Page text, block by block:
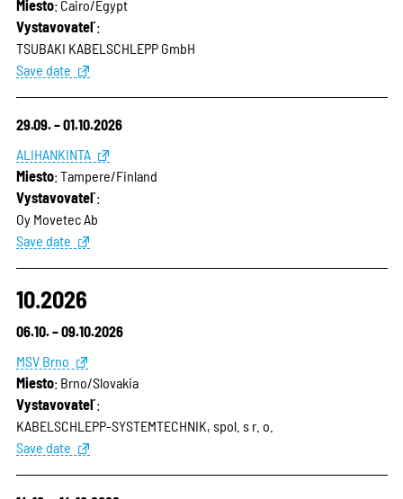
Miesto: Cairo/Egypt
Vystavovateľ:
TSUBAKI KABELSCHLEPP GmbH
Save date
29.09. – 01.10.2026
ALIHANKINTA
Miesto: Tampere/Finland
Vystavovateľ:
Oy Movetec Ab
Save date
10.2026
06.10. – 09.10.2026
MSV Brno
Miesto: Brno/Slovakia
Vystavovateľ:
KABELSCHLEPP-SYSTEMTECHNIK, spol. s r. o.
Save date